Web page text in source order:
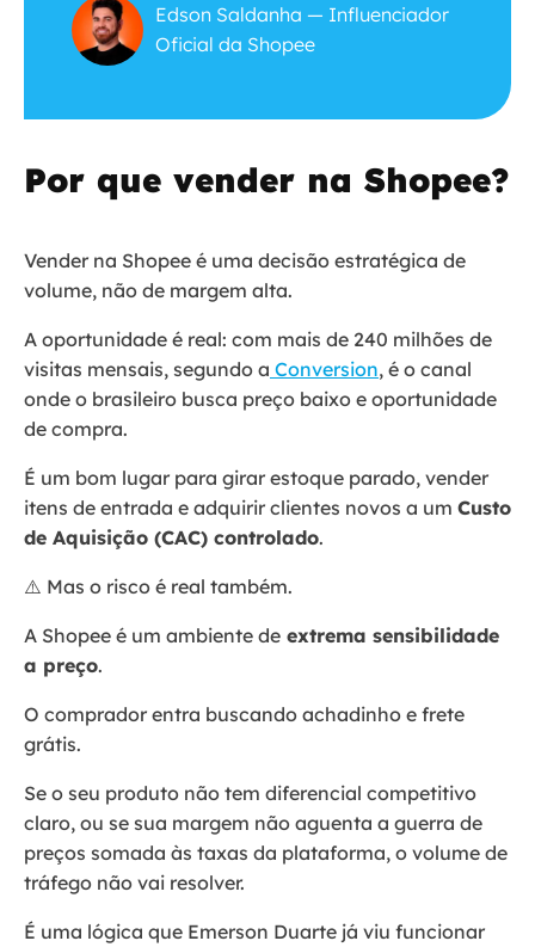
Edson Saldanha — Influenciador
Oficial da Shopee
Por que vender na Shopee?
Vender na Shopee é uma decisão estratégica de
volume, não de margem alta.
A oportunidade é real: com mais de 240 milhões de
visitas mensais, segundo a Conversion, é o canal
onde o brasileiro busca preço baixo e oportunidade
de compra.
É um bom lugar para girar estoque parado, vender
itens de entrada e adquirir clientes novos a um Custo
de Aquisição (CAC) controlado.
⚠️ Mas o risco é real também.
A Shopee é um ambiente de extrema sensibilidade
a preço.
O comprador entra buscando achadinho e frete
grátis.
Se o seu produto não tem diferencial competitivo
claro, ou se sua margem não aguenta a guerra de
preços somada às taxas da plataforma, o volume de
tráfego não vai resolver.
É uma lógica que Emerson Duarte já viu funcionar